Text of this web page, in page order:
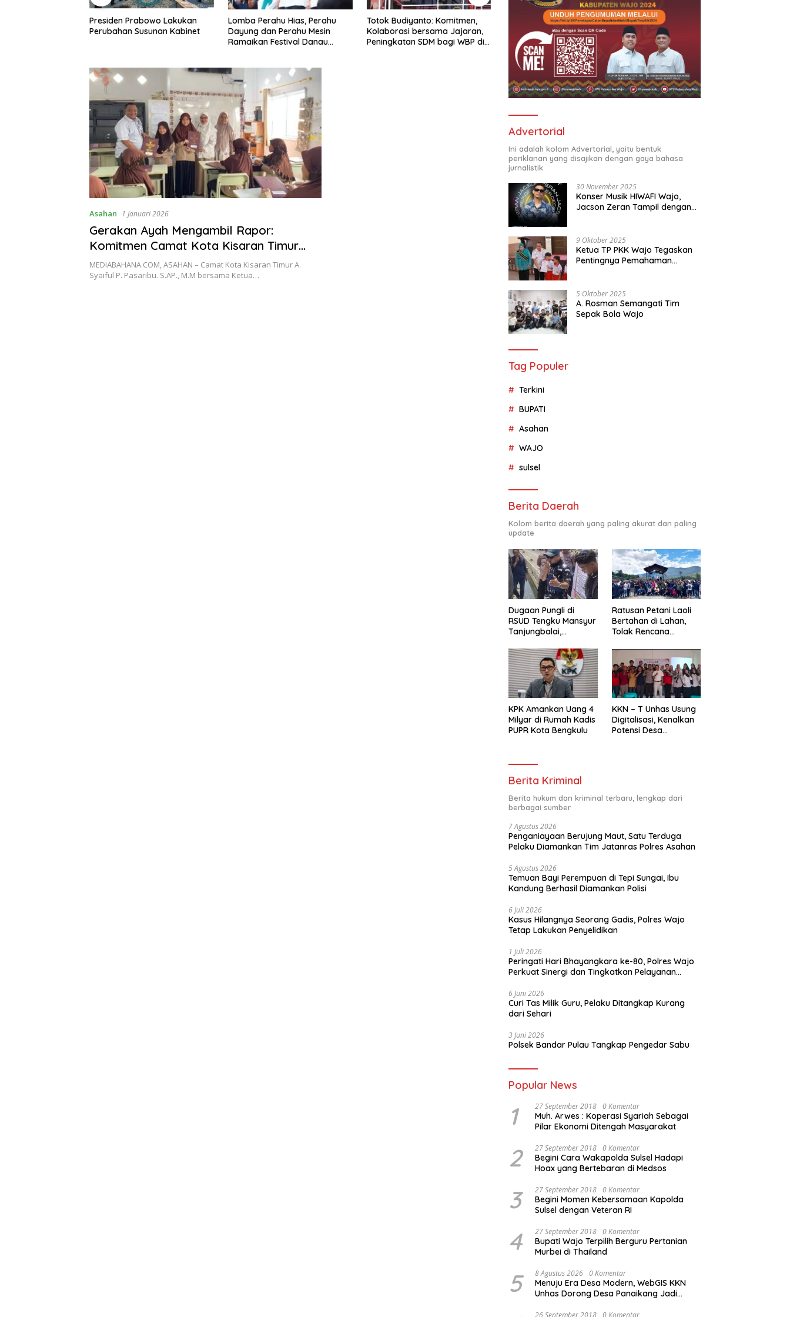
Lomba Perahu Hias, Perahu
Dayung dan Perahu Mesin
Totok Budiyanto: Komitmen,
Kolaborasi bersama Jajaran,
Peningkatan SDM bagi WBP di
Kapolda Irjen Pol Setyo Boedi
Letakkan Batu Pertama
Pembangunan Masjid Syuhada
Lapas IIA dan Kantor Imigrasi II
TPI Parepare Melaksanakan
Upacara Ziarah Tabur Bunga
di TMP Paccekke Dalam
Rangka Memperingati Hari
Kemenkumham RI ke-78 Tahun
Reformasi Birokrasi
Asahan 1 Januari 2026
Gerakan Ayah Mengambil Rapor:
Komitmen Camat Kota Kisaran Timur
Wujudkan Keluarga Peduli Pendidikan
MEDIABAHANA.COM, ASAHAN – Camat Kota Kisaran Timur A.
Syaiful P. Pasaribu. S.AP., M.M bersama Ketua…
Advertorial
Ini adalah kolom Advertorial, yaitu bentuk
periklanan yang disajikan dengan gaya bahasa
jurnalistik
30 November 2025
Konser Musik HIWAFI Wajo,
Jacson Zeran Tampil dengan
9 Oktober 2025
Ketua TP PKK Wajo Tegaskan
Pentingnya Pemahaman
5 Oktober 2025
A. Rosman Semangati Tim
Sepak Bola Wajo
Tag Populer
Terkini
BUPATI
Asahan
WAJO
sulsel
Berita Daerah
Kolom berita daerah yang paling akurat dan paling
update
Dugaan Pungli di
RSUD Tengku Mansyur
Tanjungbalai,
Penegak Hukum Usut
Tuntas
Ratusan Petani Laoli
Bertahan di Lahan,
Tolak Rencana
Luwu Timur
KPK Amankan Uang 4
Milyar di Rumah Kadis
PUPR Kota Bengkulu
KKN – T Unhas Usung
Digitalisasi, Kenalkan
Potensi Desa
Berita Kriminal
Berita hukum dan kriminal terbaru, lengkap dari
berbagai sumber
7 Agustus 2026
Penganiayaan Berujung Maut, Satu Terduga
Pelaku Diamankan Tim Jatanras Polres Asahan
5 Agustus 2026
Temuan Bayi Perempuan di Tepi Sungai, Ibu
Kandung Berhasil Diamankan Polisi
6 Juli 2026
Kasus Hilangnya Seorang Gadis, Polres Wajo
Tetap Lakukan Penyelidikan
1 Juli 2026
Peringati Hari Bhayangkara ke-80, Polres Wajo
Perkuat Sinergi dan Tingkatkan Pelayanan
6 Juni 2026
Curi Tas Milik Guru, Pelaku Ditangkap Kurang
dari Sehari
3 Juni 2026
Polsek Bandar Pulau Tangkap Pengedar Sabu
Popular News
1 27 September 2018 0 Komentar
Muh. Arwes : Koperasi Syariah Sebagai
Pilar Ekonomi Ditengah Masyarakat
2 27 September 2018 0 Komentar
Begini Cara Wakapolda Sulsel Hadapi
Hoax yang Bertebaran di Medsos
3 27 September 2018 0 Komentar
Begini Momen Kebersamaan Kapolda
Sulsel dengan Veteran RI
4 27 September 2018 0 Komentar
Bupati Wajo Terpilih Berguru Pertanian
Murbei di Thailand
5 8 Agustus 2026 0 Komentar
Menuju Era Desa Modern, WebGIS KKN
Unhas Dorong Desa Panaikang Jadi